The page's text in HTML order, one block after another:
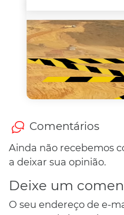
Comentários
Ainda não recebemos
a deixar sua opinião.
Deixe um
O seu endereço de e-